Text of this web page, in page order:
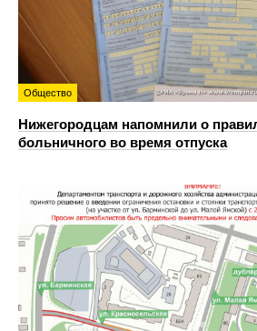
Общество
Нижегородцам напомнили о
больничного во время отпуска